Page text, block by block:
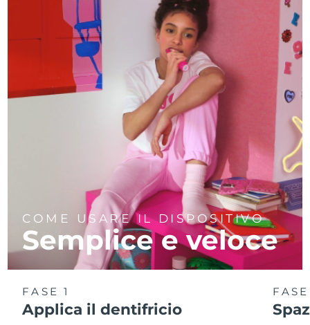
COME USARE IL DISPOSITIVO
Semplice e veloce
FASE 1
Applica il dentifricio